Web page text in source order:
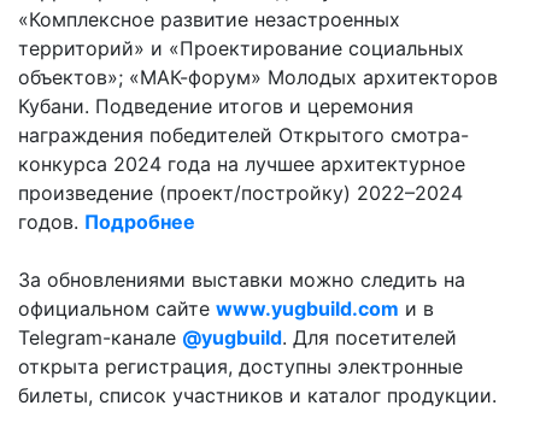
«Комплексное развитие незастроенных
территорий» и «Проектирование социальных
объектов»; «МАК-форум» Молодых архитекторов
Кубани. Подведение итогов и церемония
награждения победителей Открытого смотра-
конкурса 2024 года на лучшее архитектурное
произведение (проект/постройку) 2022–2024
годов. Подробнее
За обновлениями выставки можно следить на
официальном сайте www.yugbuild.com и в
Telegram-канале @yugbuild. Для посетителей
открыта регистрация, доступны электронные
билеты, список участников и каталог продукции.